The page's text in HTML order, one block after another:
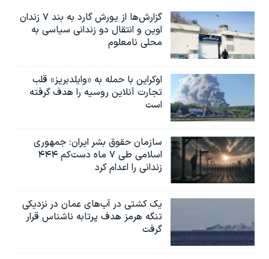
گزارش‌ها از یورش گارد به بند ۷ زندان
اوین و انتقال دو زندانی سیاسی به
محلی نامعلوم
اوکراین با حمله به «وایلدبریز» قلب
تجارت آنلاین روسیه را هدف گرفته
است
سازمان حقوق بشر ایران: جمهوری
اسلامی طی ۷ ماه دست‌کم ۴۴۴
زندانی را اعدام کرد
یک کشتی در آب‌های عمان در نزدیکی
تنگه هرمز هدف پرتابه ناشناس قرار
گرفت